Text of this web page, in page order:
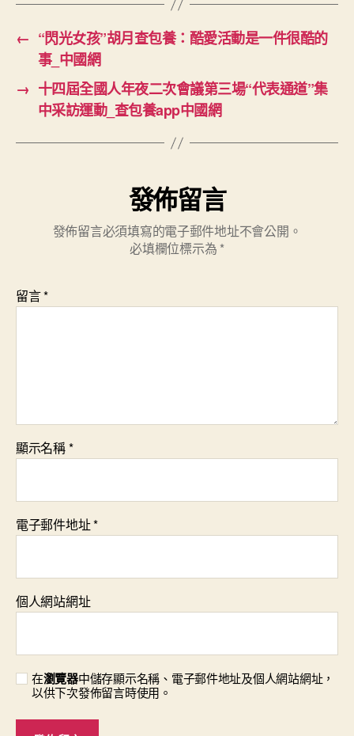
← “閃光女孩”胡月查包養：酷愛活動是一件很酷的
事_中國網
→ 十四屆全國人年夜二次會議第三場“代表通道”集
中采訪運動_查包養app中國網
發佈留言
發佈留言必須填寫的電子郵件地址不會公開。
必填欄位標示為 *
留言*
顯示名稱*
電子郵件地址*
個人網站網址
在瀏覽器中儲存顯示名稱、電子郵件地址及個人網站網址，
以供下次發佈留言時使用。